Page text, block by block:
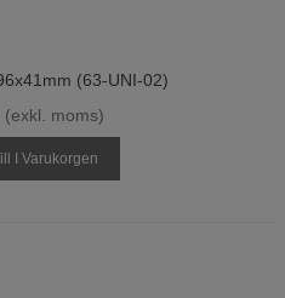
(63-UNI-02)
(exkl. moms)
I Varukorgen